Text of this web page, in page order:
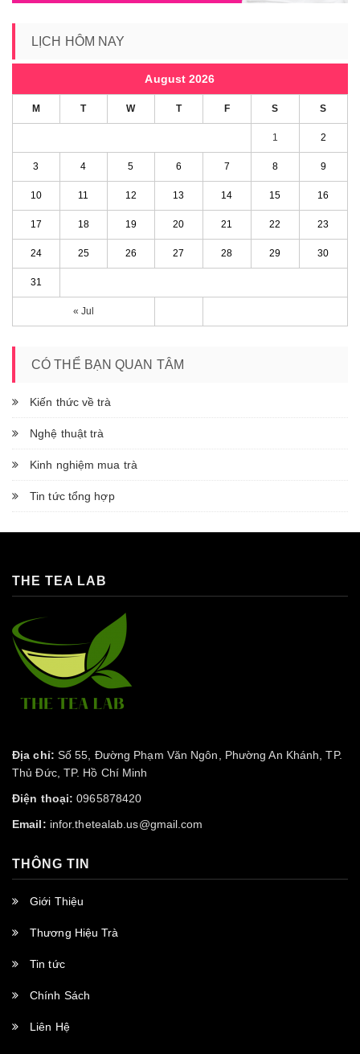
LỊCH HÔM NAY
August 2026
M T W T F S S
« Jul
1 2
3 4 5 6 7 8 9
10 11 12 13 14 15 16
17 18 19 20 21 22 23
24 25 26 27 28 29 30
31
CÓ THỂ BẠN QUAN TÂM
Kiến thức về trà
Nghệ thuật trà
Kinh nghiệm mua trà
Tin tức tổng hợp
THE TEA LAB
Địa chỉ: Số 55, Đường Phạm Văn Ngôn, Phường An Khánh, TP.
Thủ Đức, TP. Hồ Chí Minh
Điện thoại: 0965878420
Email: infor.thetealab.us@gmail.com
THÔNG TIN
Giới Thiệu
Thương Hiệu Trà
Tin tức
Chính Sách
Liên Hệ